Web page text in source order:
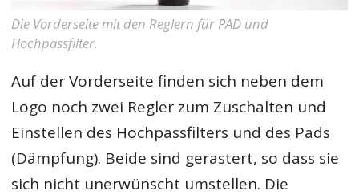
Die Vorderseite mit den Reglern für PAD und
Hochpassfilter.
Auf der Vorderseite finden sich neben dem
Logo noch zwei Regler zum Zuschalten und
Einstellen des Hochpassfilters und des Pads
(Dämpfung). Beide sind gerastert, so dass sie
sich nicht unerwünscht umstellen. Die